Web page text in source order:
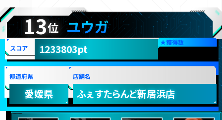
13位 ユウガ
★獲得数
スコア 1233803pt
都道府県
愛媛県
店舗名
ふぇすたらんど新居浜店